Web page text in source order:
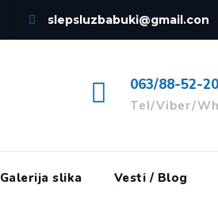
slepsluzbabuki@gmail.con
063/88-52-
Tel/Viber/
Galerija slika Vesti / Blog